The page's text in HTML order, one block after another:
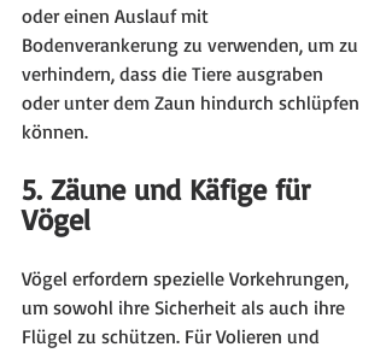
oder einen Auslauf mit
Bodenverankerung zu verwenden, um zu
verhindern, dass die Tiere ausgraben
oder unter dem Zaun hindurch schlüpfen
können.
5. Zäune und Käfige für
Vögel
Vögel erfordern spezielle Vorkehrungen,
um sowohl ihre Sicherheit als auch ihre
Flügel zu schützen. Für Volieren und